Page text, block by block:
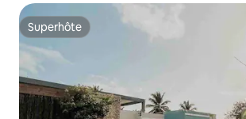
Superhôte
Superhôte